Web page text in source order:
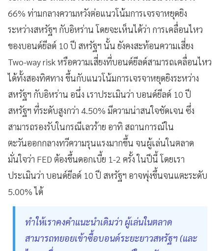
66% ท่ามกลางความหวังต่อแนวโน้มการเจรจาหยุดยิง
ระหว่างสหรัฐฯ กับอิหร่าน โดยจะเห็นได้ว่า การเคลื่อนไหว
ของบอนด์ยีลด์ 10 ปี สหรัฐฯ นั้น ยังคงสะท้อนความเสี่ยง
Two-way risk หรือความเสี่ยงที่บอนด์ยีลด์สามารถเคลื่อนไหว
ได้ทั้งสองทิศทาง ขึ้นกับแนวโน้มการเจรจาหยุดยิงระหว่าง
สหรัฐฯ กับอิหร่าน อนึ่ง เราประเมินว่า บอนด์ยีลด์ 10 ปี
สหรัฐฯ ที่ระดับสูงกว่า 4.50% มีความน่าสนใจชัดเจน ซึ่ง
สามารถรองรับในกรณีเลวร้าย อาทิ สถานการณ์ใน
ตะวันออกกลางทวีความรุนแรงมากขึ้น จนผู้เล่นในตลาด
มั่นใจว่า FED ต้องขึ้นดอกเบี้ย 1-2 ครั้ง ในปีนี้ โดยเรา
ประเมินว่า บอนด์ยีลด์ 10 ปี สหรัฐฯ อาจพุ่งขึ้นจนแตะระดับ
5.00% ได้
ทำให้เราคงคำแนะนำเดิมว่า ผู้เล่นในตลาด
สามารถทยอยเข้าซื้อบอนด์ระยะยาวสหรัฐฯ (และ